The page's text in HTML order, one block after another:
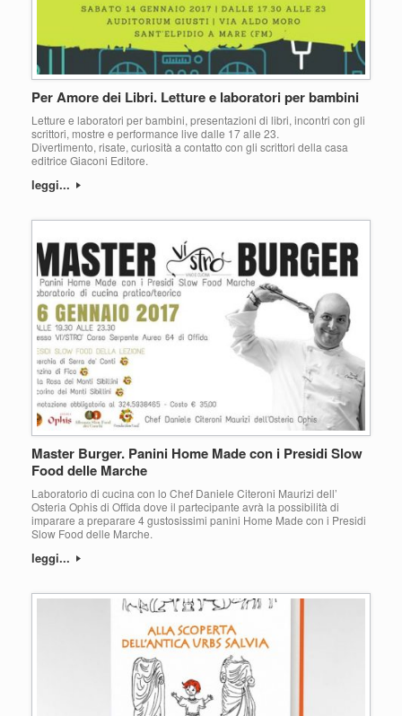
Per Amore dei Libri. Letture e laboratori per bambini
Letture e laboratori per bambini, presentazioni di libri, incontri con gli
scrittori, mostre e performance live dalle 17 alle 23.
Divertimento, risate, curiosità a contatto con gli scrittori della casa
editrice Giaconi Editore.
leggi...
Master Burger. Panini Home Made con i Presidi Slow
Food delle Marche
Laboratorio di cucina con lo Chef Daniele Citeroni Maurizi dell’
Osteria Ophis di Offida dove il partecipante avrà la possibilità di
imparare a preparare 4 gustosissimi panini Home Made con i Presidi
Slow Food delle Marche.
leggi...